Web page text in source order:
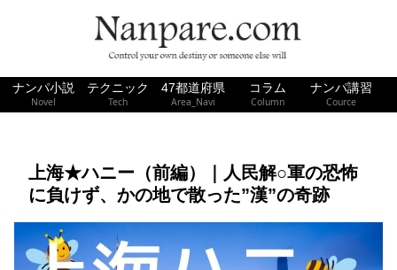
ナンパ小説
Novel
テクニック
Tech
47都道府県
Area_Navi
コラム
Column
ナンパ講習
Cource
上海★ハニー（前編）｜人民解○軍の恐怖
に負けず、かの地で散った”漢”の奇跡